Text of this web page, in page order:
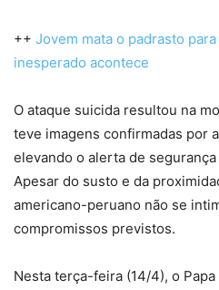
++ Jovem mata o padrasto
inesperado acontece
O ataque suicida resultou na
teve imagens confirmadas por
elevando o alerta de
Apesar do susto e da
americano-peruano não se
compromissos previstos.
Nesta terça-feira (14/4), o